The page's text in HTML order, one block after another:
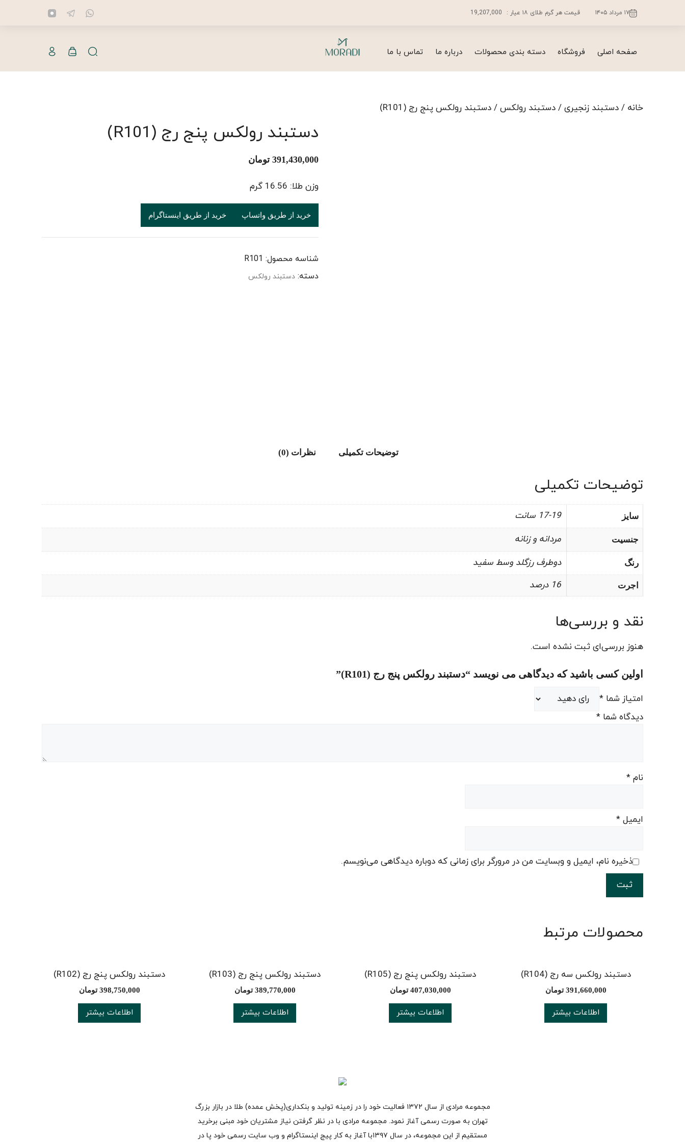
۱۷ مرداد ۱۴۰۵ قیمت هر گرم طلای ۱۸ عیار : 19,207,000
صفحه اصلی فروشگاه دسته بندی محصولات درباره ما تماس با ما
خانه / دستبند زنجیری / دستبند رولکس / دستبند رولکس پنج رج (R101)
دستبند رولکس پنج رج (R101)
391,430,000 تومان
وزن طلا: 16.56 گرم
خرید از طریق واتساپ خرید از طریق اینستاگرام
شناسه محصول: R101
دسته:دستبند رولکس
توضیحات تکمیلی نظرات (0)
توضیحات تکمیلی
سایز 17-19 سانت
جنسیت مردانه و زنانه
رنگ دوطرف رزگلد وسط سفید
اجرت 16 درصد
نقد و بررسی‌ها
هنوز بررسی‌ای ثبت نشده است.
اولین کسی باشید که دیدگاهی می نویسد “دستبند رولکس پنج رج (R101)”
امتیاز شما *
دیدگاه شما *
نام *
ایمیل *
ذخیره نام، ایمیل و وبسایت من در مرورگر برای زمانی که دوباره دیدگاهی می‌نویسم.
محصولات مرتبط
دستبند رولکس سه رج (R104)
391,660,000 تومان
اطلاعات بیشتر
دستبند رولکس پنج رج (R105)
407,030,000 تومان
اطلاعات بیشتر
دستبند رولکس پنج رج (R103)
389,770,000 تومان
اطلاعات بیشتر
دستبند رولکس پنج رج (R102)
398,750,000 تومان
اطلاعات بیشتر
مجموعه مرادی از سال ۱۳۷۲ فعالیت خود را در زمینه تولید و بنکداری(پخش عمده) طلا در بازار بزرگ
تهران به صورت رسمی آغاز نمود. مجموعه مرادی با در نظر گرفتن نیاز مشتریان خود مبنی برخرید
مستقیم از این مجموعه، در سال ۱۳۹۷با آغاز به کار پیج اینستاگرام و وب سایت رسمی خود پا در